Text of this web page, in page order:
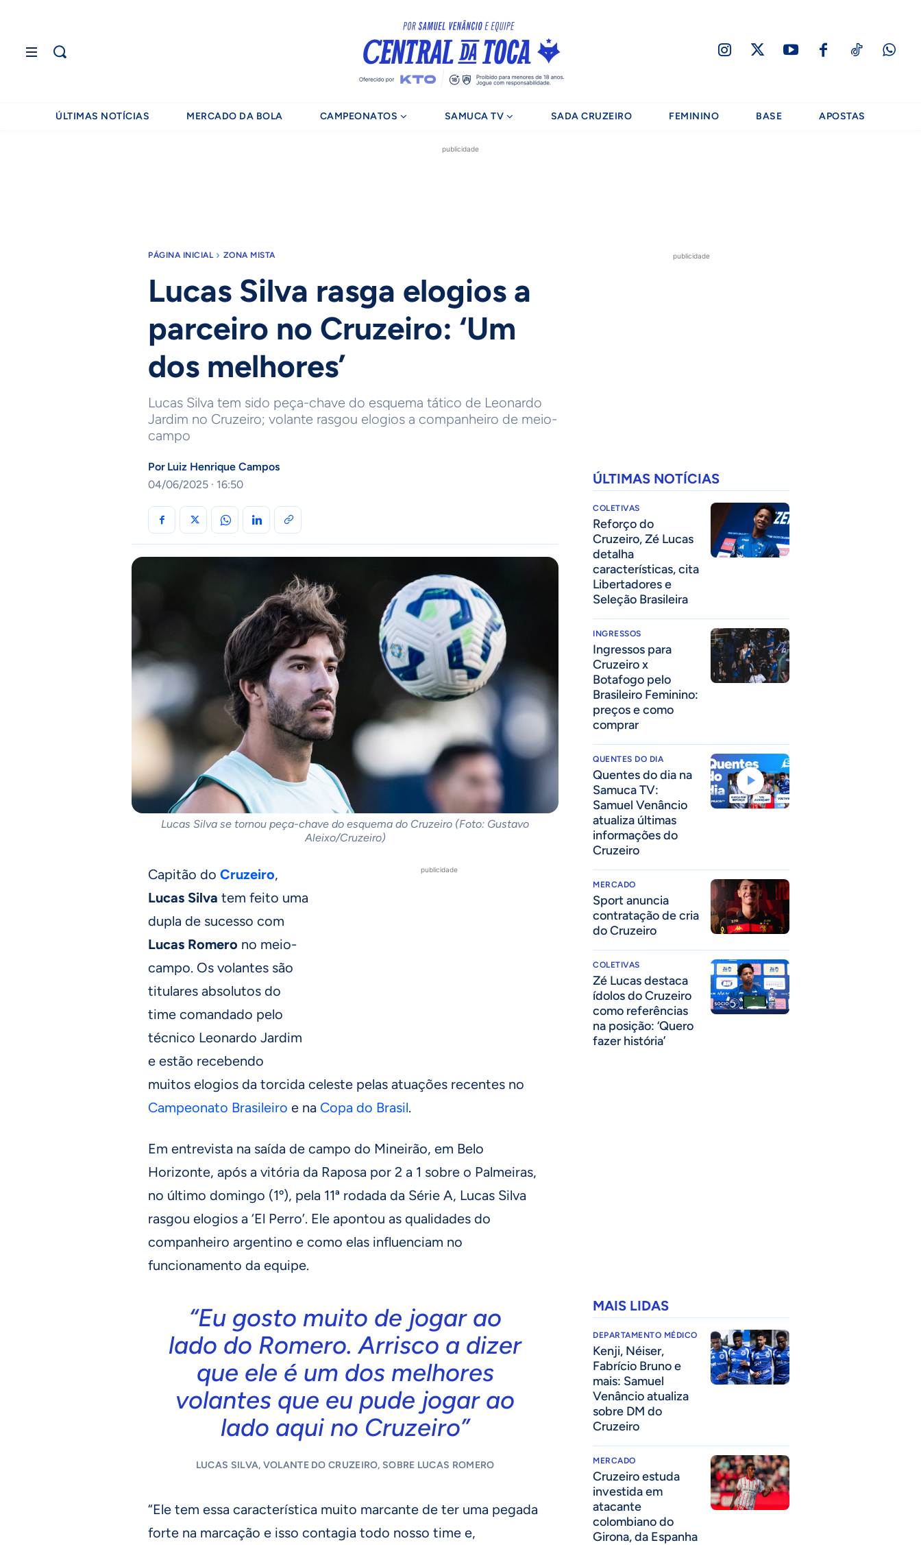
ÚLTIMAS NOTÍCIAS MERCADO DA BOLA CAMPEONATOS SAMUCA TV SADA CRUZEIRO FEMININO BASE APOSTAS
publicidade
PÁGINA INICIAL ZONA MISTA
Lucas Silva rasga elogios a
parceiro no Cruzeiro: ‘Um
dos melhores’
Lucas Silva tem sido peça-chave do esquema tático de Leonardo
Jardim no Cruzeiro; volante rasgou elogios a companheiro de meio-
campo
Por Luiz Henrique Campos
04/06/2025 · 16:50
Lucas Silva se tornou peça-chave do esquema do Cruzeiro (Foto: Gustavo
Aleixo/Cruzeiro)
publicidade
Capitão do Cruzeiro,
Lucas Silva tem feito uma
dupla de sucesso com
Lucas Romero no meio-
campo. Os volantes são
titulares absolutos do
time comandado pelo
técnico Leonardo Jardim
e estão recebendo
muitos elogios da torcida celeste pelas atuações recentes no
Campeonato Brasileiro e na Copa do Brasil.
Em entrevista na saída de campo do Mineirão, em Belo
Horizonte, após a vitória da Raposa por 2 a 1 sobre o Palmeiras,
no último domingo (1º), pela 11ª rodada da Série A, Lucas Silva
rasgou elogios a ‘El Perro’. Ele apontou as qualidades do
companheiro argentino e como elas influenciam no
funcionamento da equipe.
“Eu gosto muito de jogar ao
lado do Romero. Arrisco a dizer
que ele é um dos melhores
volantes que eu pude jogar ao
lado aqui no Cruzeiro”
LUCAS SILVA, VOLANTE DO CRUZEIRO, SOBRE LUCAS ROMERO
“Ele tem essa característica muito marcante de ter uma pegada
forte na marcação e isso contagia todo nosso time e,
publicidade
ÚLTIMAS NOTÍCIAS
COLETIVAS
⁠Reforço do
Cruzeiro, Zé Lucas
detalha
características, cita
Libertadores e
Seleção Brasileira
INGRESSOS
Ingressos para
Cruzeiro x
Botafogo pelo
Brasileiro Feminino:
preços e como
comprar
QUENTES DO DIA
Quentes do dia na
Samuca TV:
Samuel Venâncio
atualiza últimas
informações do
Cruzeiro
MERCADO
Sport anuncia
contratação de cria
do Cruzeiro
COLETIVAS
Zé Lucas destaca
ídolos do Cruzeiro
como referências
na posição: ‘Quero
fazer história’
MAIS LIDAS
DEPARTAMENTO MÉDICO
Kenji, Néiser,
Fabrício Bruno e
mais: Samuel
Venâncio atualiza
sobre DM do
Cruzeiro
MERCADO
Cruzeiro estuda
investida em
atacante
colombiano do
Girona, da Espanha